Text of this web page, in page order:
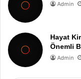
Admin
Hayat
Önemli
Admin